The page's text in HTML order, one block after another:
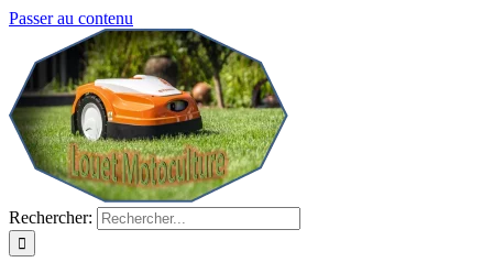
Passer au contenu
Rechercher: